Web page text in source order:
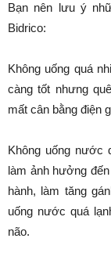
Bạn nên lưu ý
Bidrico:
Không uống quá
càng tốt nhưng
mất cân bằng điện
Không uống nước
làm ảnh hưởng
hành, làm tăng
uống nước quá
não.